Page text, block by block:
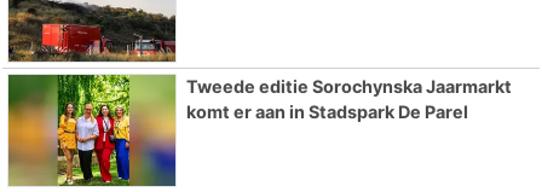
Tweede editie Sorochynska Jaarmarkt
komt er aan in Stadspark De Parel